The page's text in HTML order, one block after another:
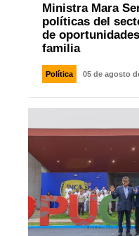
Ministra Mara
políticas del
de
familia
Política 05 de agosto